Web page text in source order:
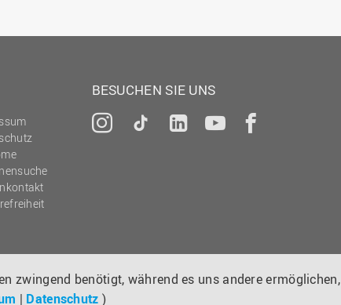
zwingend benötigt, während es uns andere ermöglichen,
| Datenschutz )
BESUCHEN SIE UNS
Instagram
TiktokLinkedInYouTube